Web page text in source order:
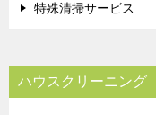
特殊清掃サービス
ハウスクリーニング